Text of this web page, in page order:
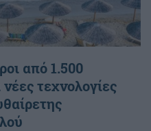
από 1.500
τεχνολογίες